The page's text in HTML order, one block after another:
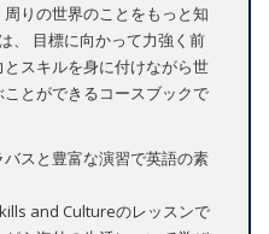
りの世界のことをもっと知
、 目標に向かって力強く前
スキルを身に付けながら世
とができるコースブックで
スと豊富な演習で英語の素
and Cultureのレッスンで